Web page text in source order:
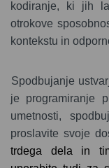
kodiranje, ki jih
otrokove
kontekstu in
Spodbujanje
je programiranje
umetnosti,
proslavite svoje
trdega dela in